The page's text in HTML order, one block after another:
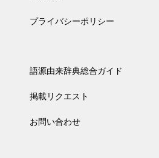
プライバシーポリシー
語源由来辞典総合ガイド
掲載リクエスト
お問い合わせ